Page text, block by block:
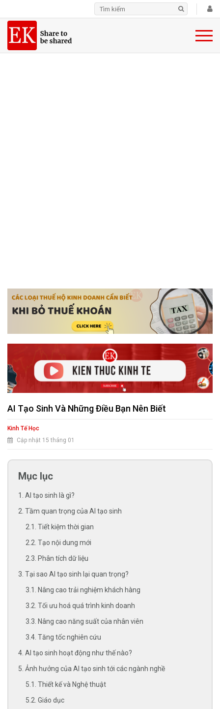
AI Tạo Sinh Và Những Điều Bạn Nên Biết
Kinh Tế Học
Cập nhật 15 tháng 01
Mục lục
1. AI tạo sinh là gì?
2. Tầm quan trọng của AI tạo sinh
2.1. Tiết kiệm thời gian
2.2. Tạo nội dung mới
2.3. Phân tích dữ liệu
3. Tại sao AI tạo sinh lại quan trọng?
3.1. Nâng cao trải nghiệm khách hàng
3.2. Tối ưu hoá quá trình kinh doanh
3.3. Nâng cao năng suất của nhân viên
3.4. Tăng tốc nghiên cứu
4. AI tạo sinh hoạt động như thế nào?
5. Ảnh hưởng của AI tạo sinh tới các ngành nghề
5.1. Thiết kế và Nghệ thuật
5.2. Giáo dục